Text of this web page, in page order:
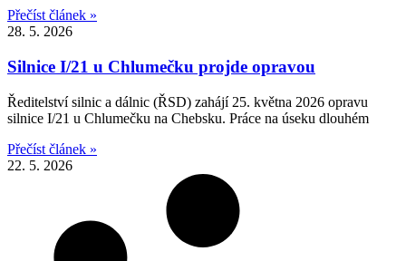
Přečíst článek »
28. 5. 2026
Silnice I/21 u Chlumečku projde opravou
Ředitelství silnic a dálnic (ŘSD) zahájí 25. května 2026 opravu
silnice I/21 u Chlumečku na Chebsku. Práce na úseku dlouhém
Přečíst článek »
22. 5. 2026